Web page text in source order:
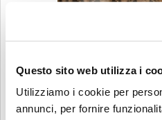
Questo sito web utilizza i
Utilizziamo i cookie per
annunci, per fornire